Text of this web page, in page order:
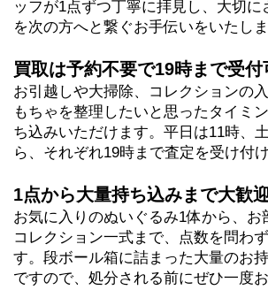
ッフが1点ずつ丁寧に拝見し、大切に
を次の方へと繋ぐお手伝いをいたしま
買取は予約不要で19時まで受付
お引越しや大掃除、コレクションの
もちゃを整理したいと思ったタイミ
ち込みいただけます。平日は11時、
ら、それぞれ19時まで査定を受け付
1点から大量持ち込みまで大歓
お気に入りのぬいぐるみ1体から、お
コレクション一式まで、点数を問わ
す。段ボール箱に詰まった大量のお
ですので、処分される前にぜひ一度